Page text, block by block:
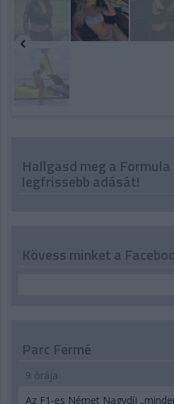
Hallgasd meg a
legfrissebb adását!
Kövess minket a
Parc Fermé
9 órája
Az F1-es Német Nagydíj